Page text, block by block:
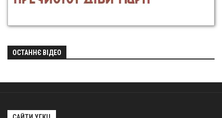
ОСТАННЄ ВІДЕО